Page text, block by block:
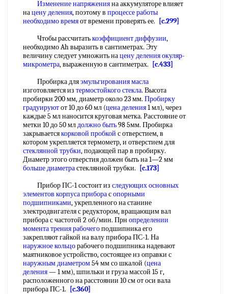
Изменение напряженияна аккумуляторе влияет
нацену деления, поэтому в процессе работы
необходимо времяот времени проверять ее.
[c.299]
Чтобы рассчитатькоэффициент диффузии,
необходимо Ah выразить в сантиметрах. Эту
величину следует умножить нацену деленияокуляр-
микрометра, выраженную в сантиметрах.
[c.433]
Пробирка дляэмульгирования масла
изготовляется из термостойкого стекла. Высота
пробирки 200 мм, диаметр около 23 мм. Пробирку
градуируютот 10 до 60 мл (цена деления1 мл), через
каждые 5 мл наносится круговая метка. Расстояние от
метки 10 до 50 млдолжно быть98 5мм. Пробирка
закрываетсякорковой пробкой с отверстием, в
котором укрепляется термометр, и отверстием для
стеклянной трубки, подающей пар в пробирку.
Диаметр этого отверстия должен быть на 1—2 мм
больше диаметрастеклянной трубки.
[c.173]
Прибор ПС-1 состоит из следующих основных
элементов корпуса приборасопорными
подшипниками, укрепленного на станине
электродвигателя с редуктором, вращающим вал
прибора с частотой 2 об/мин. Прн определении
моментатрения рабочегоподшипника его
закрепляют гайкой на валу прибора ПС-1. На
наружное кольцорабочего подшипника надевают
маятниковое устройство, состоящее нз оправки с
наружным диаметром54 мм со шкалой (цена
деления— 1 мм), шпильки и груза массой 15 г,
расположенного на расстоянии 10 см от оси вала
прибора ПС-1.
[c.360]